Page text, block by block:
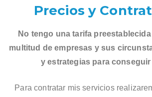
Precios y
No tengo una tarifa
multitud de empresas y sus
y estrategias para
Para contratar mis servicios